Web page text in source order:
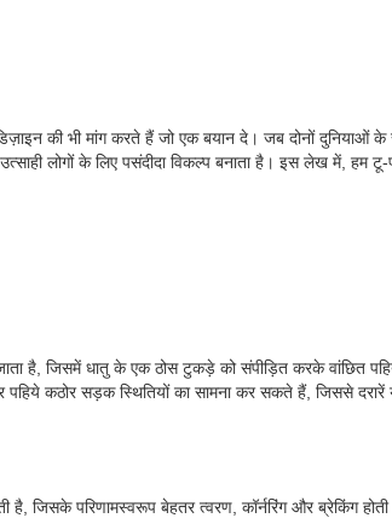
की भी मांग करते हैं जो एक बयान दे। जब दोनों दुनियाओं
लोगों के लिए पसंदीदा विकल्प बनाता है। इस लेख में, हम
है, जिसमें धातु के एक ठोस टुकड़े को संपीड़ित करके वांछित
कठोर सड़क स्थितियों का सामना कर सकते हैं, जिससे
परिणामस्वरूप बेहतर त्वरण, कॉर्नरिंग और ब्रेकिंग